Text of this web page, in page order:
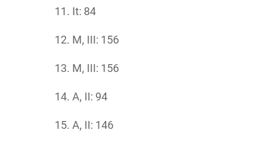
It: 84
M, III: 156
M, III: 156
A, II: 94
A, II: 146